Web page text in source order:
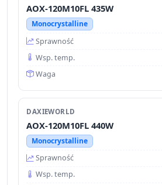
AOX-120M10FL 435W
Monocrystalline
Sprawność
Wsp. temp.
Waga
DAXIEWORLD
AOX-120M10FL 440W
Monocrystalline
Sprawność
Wsp. temp.